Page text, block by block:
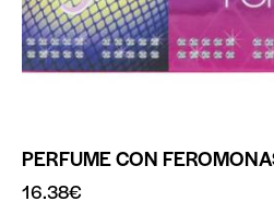
PERFUME CON
16.38€